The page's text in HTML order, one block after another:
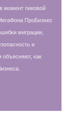
момент пиковой
ПроБизнес
миграции,
и
как